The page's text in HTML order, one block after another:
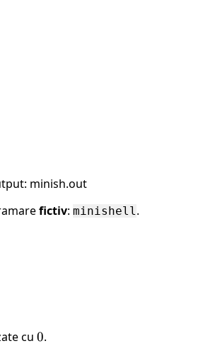
minish.out
fictiv: minishell.
cu 0
0.